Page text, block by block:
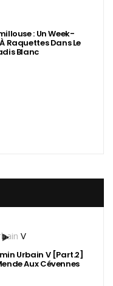
: Un Week-
Raquettes Dans Le
Blanc
Urbain V [Part.2]
Aux Cévennes